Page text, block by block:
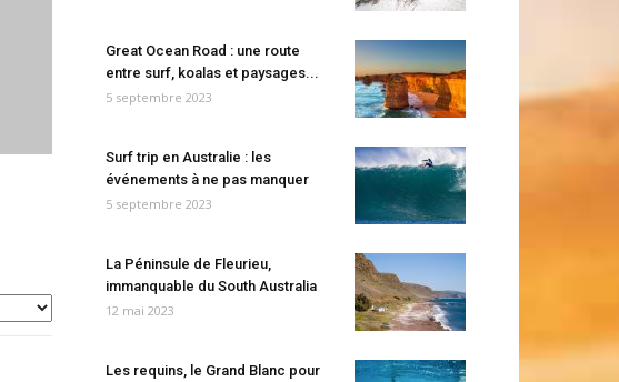
Great Ocean Road : une route
entre surf, koalas et paysages...
5 septembre 2023
Surf trip en Australie : les
événements à ne pas manquer
5 septembre 2023
La Péninsule de Fleurieu,
immanquable du South Australia
12 mai 2023
Les requins, le Grand Blanc pour